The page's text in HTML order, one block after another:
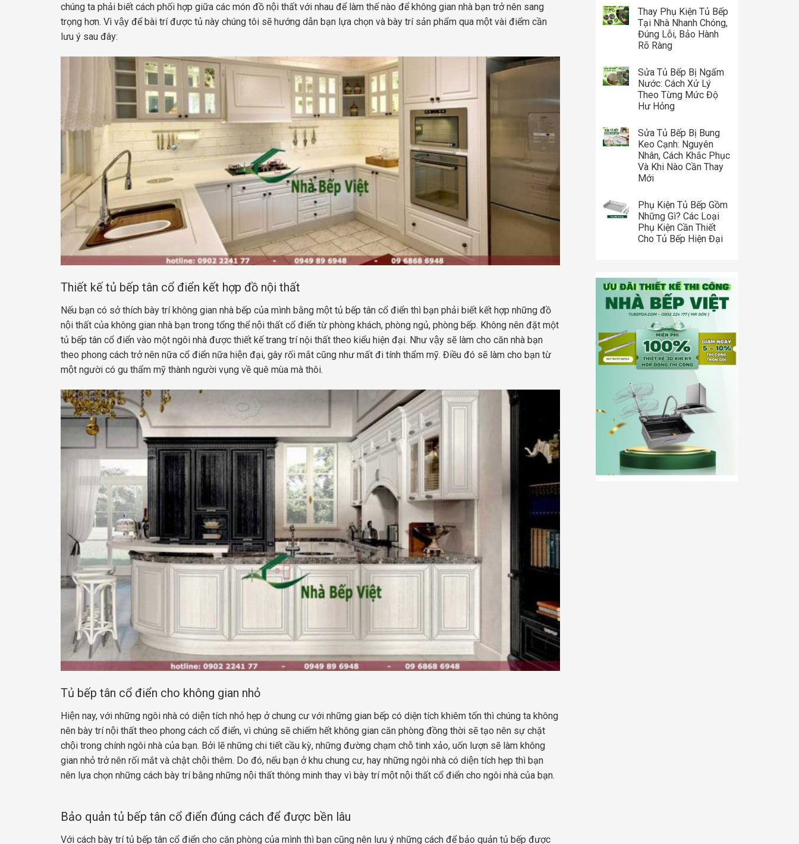
chúng ta phải biết cách phối hợp giữa các món đồ nội thất với nhau để làm thế nào để không gian nhà bạn trở nên sang
trọng hơn. Vì vậy để bài trí được tủ này chúng tôi sẽ hướng dẫn bạn lựa chọn và bày trí sản phẩm qua một vài điểm cần
lưu ý sau đây:
Thiết kế tủ bếp tân cổ điển kết hợp đồ nội thất
Nếu bạn có sở thích bày trí không gian nhà bếp của mình bằng một tủ bếp tân cổ điển thì bạn phải biết kết hợp những đồ
nội thất của không gian nhà bạn trong tổng thể nội thất cổ điển từ phòng khách, phòng ngủ, phòng bếp. Không nên đặt một
tủ bếp tân cổ điển vào một ngôi nhà được thiết kế trang trí nội thất theo kiểu hiện đại. Như vậy sẽ làm cho căn nhà bạn
theo phong cách trở nên nữa cổ điển nữa hiện đại, gây rối mắt cũng như mất đi tính thẩm mỹ. Điều đó sẽ làm cho bạn từ
một người có gu thẩm mỹ thành người vụng về quê mùa mà thôi.
Tủ bếp tân cổ điển cho không gian nhỏ
Hiện nay, với những ngôi nhà có diện tích nhỏ hẹp ở chung cư với những gian bếp có diện tích khiêm tốn thì chúng ta không
nên bày trí nội thất theo phong cách cổ điển, vì chúng sẽ chiếm hết không gian căn phòng đồng thời sẽ tạo nên sự chặt
chội trong chính ngôi nhà của bạn. Bởi lẽ những chi tiết cầu kỳ, những đường chạm chỗ tinh xảo, uốn lượn sẽ làm không
gian nhỏ trở nên rối mắt và chật chội thêm. Do đó, nếu bạn ở khu chung cư, hay những ngôi nhà có diện tích hẹp thì bạn
nên lựa chọn những cách bày trí bằng những nội thất thông minh thay vì bày trí một nội thất cổ điển cho ngôi nhà của bạn.
Bảo quản tủ bếp tân cổ điển đúng cách để được bền lâu
Với cách bày trí tủ bếp tân cổ điển cho căn phòng của mình thì bạn cũng nên lưu ý những cách để bảo quản tủ bếp được
Thay Phụ Kiện Tủ Bếp
Tại Nhà Nhanh Chóng,
Đúng Lỗi, Bảo Hành
Rõ Ràng
Sửa Tủ Bếp Bị Ngấm
Nước: Cách Xử Lý
Theo Từng Mức Độ
Hư Hỏng
Sửa Tủ Bếp Bị Bung
Keo Cạnh: Nguyên
Nhân, Cách Khắc Phục
Và Khi Nào Cần Thay
Mới
Phụ Kiện Tủ Bếp Gồm
Những Gì? Các Loại
Phụ Kiện Cần Thiết
Cho Tủ Bếp Hiện Đại